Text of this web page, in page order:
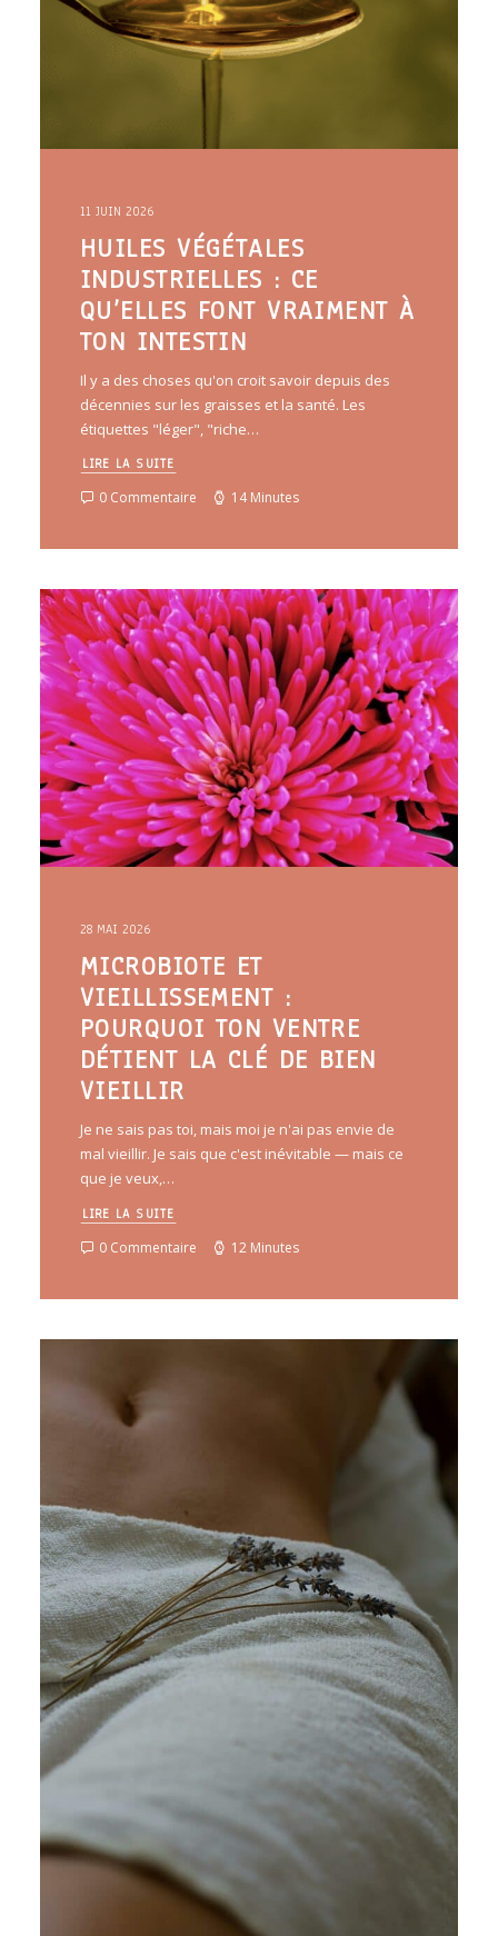
11 JUIN 2026
HUILES VÉGÉTALES
INDUSTRIELLES : CE
QU’ELLES FONT VRAIMENT À
TON INTESTIN
Il y a des choses qu'on croit savoir depuis des
décennies sur les graisses et la santé. Les
étiquettes "léger", "riche…
LIRE LA SUITE
0 Commentaire 14 Minutes
28 MAI 2026
MICROBIOTE ET
VIEILLISSEMENT :
POURQUOI TON VENTRE
DÉTIENT LA CLÉ DE BIEN
VIEILLIR
Je ne sais pas toi, mais moi je n'ai pas envie de
mal vieillir. Je sais que c'est inévitable — mais ce
que je veux,…
LIRE LA SUITE
0 Commentaire 12 Minutes